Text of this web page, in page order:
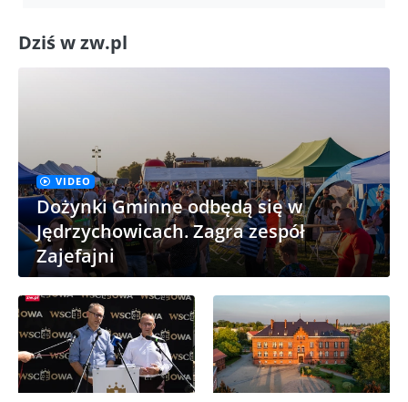
Dziś w zw.pl
VIDEO
Dożynki Gminne odbędą się w
Jędrzychowicach. Zagra zespół
Zajefajni